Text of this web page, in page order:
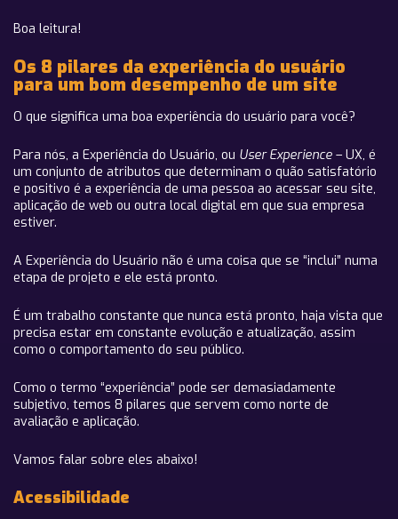
Boa leitura!
Os 8 pilares da experiência do usuário
para um bom desempenho de um site
O que significa uma boa experiência do usuário para você?
Para nós, a Experiência do Usuário, ou User Experience – UX, é
um conjunto de atributos que determinam o quão satisfatório
e positivo é a experiência de uma pessoa ao acessar seu site,
aplicação de web ou outra local digital em que sua empresa
estiver.
A Experiência do Usuário não é uma coisa que se “inclui” numa
etapa de projeto e ele está pronto.
É um trabalho constante que nunca está pronto, haja vista que
precisa estar em constante evolução e atualização, assim
como o comportamento do seu público.
Como o termo “experiência” pode ser demasiadamente
subjetivo, temos 8 pilares que servem como norte de
avaliação e aplicação.
Vamos falar sobre eles abaixo!
Acessibilidade